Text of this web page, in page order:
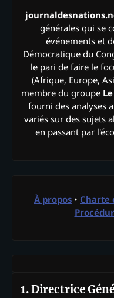
générales qui se
événements et
Démocratique du
le pari de faire le
(Afrique, Europe,
membre du groupe
fourni des analyses
variés sur des sujets
en passant par
À propos • Charte
1. Directrice